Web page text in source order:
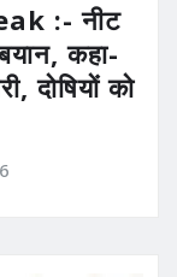
:- नीट
कहा-
दोषियों को